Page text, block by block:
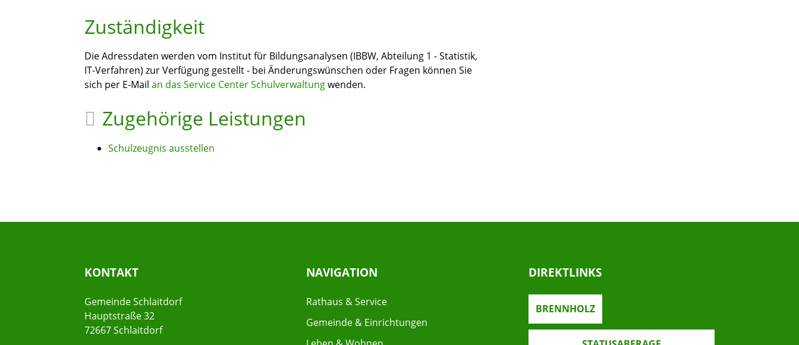
Zuständigkeit
Die Adressdaten werden vom Institut für Bildungsanalysen (IBBW, Abteilung 1 - Statistik,
IT-Verfahren) zur Verfügung gestellt - bei Änderungswünschen oder Fragen können Sie
sich per E-Mail an das Service Center Schulverwaltungwenden.
Zugehörige Leistungen
Schulzeugnis ausstellen
KONTAKT
Gemeinde Schlaitdorf
Hauptstraße 32
72667 Schlaitdorf
NAVIGATION
Rathaus & Service
Gemeinde & Einrichtungen
DIREKTLINKS
BRENNHOLZ